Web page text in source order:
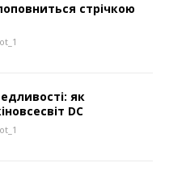
стрічкою
як
DC